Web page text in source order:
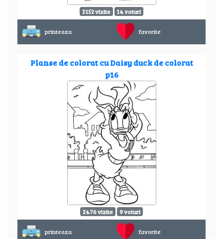
2152 vizite 14 voturi
printeaza favorite
Planse de colorat cu Daisy duck de colorat
p16
2476 vizite 9 voturi
printeaza favorite